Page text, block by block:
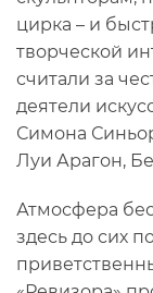
цирка – и
творческой
считали за
деятели
Симона
Луи Арагон,
Атмосфера
здесь до сих